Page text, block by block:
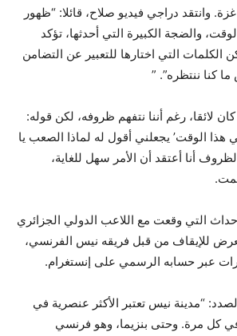
وانتقد دراجي فيديو صلاح، قائلا: “ظهور
والضجة الكبيرة التي أحدثها، تؤكد
التي اختارها للتعبير عن التضامن
كنا ننتظره”. ”
لائقا، رغم أننا نتفهم ظروفه، لكن قوله:
الوقت’ يجعلني أقول له لماذا الصعب يا
أنا أعتقد أن الأمر سهل للغاية،
التي وقعت مع اللاعب الدولي الجزائري
للإيقاف من قبل فريقه نيس الفرنسي،
عبر حسابه الرسمي على إنستغرام.
“مدينة نيس تعتبر الأكثر عنصرية في
في كل مرة. وحتى بنزيما، وهو فرنسي